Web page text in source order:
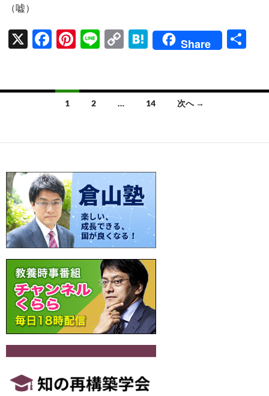
（嘘）
X
F
b
Pi
es
Li
C
y
H
n
Share
ナ
ゲ
ー
シ
ョ
ン
1 2 … 14 次へ →